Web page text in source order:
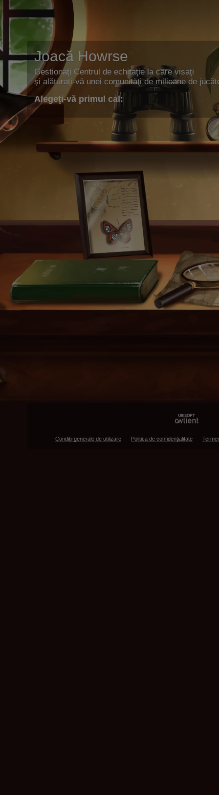
Joacă Howrse
Gestionaţi Centrul de echitaţie la care visaţi
şi alăturaţi-vă unei comunităţi de milioane de
Alegeţi-vă primul cal:
Condiţii generale de utilizare Politica de confidenţialitate